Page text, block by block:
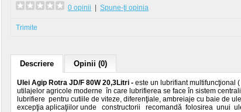
0 opinii Spune-ţi opinia
Trimite
Descriere Opinii (0)
Ulei Agip Rotra JD/F 80W 20,3Litri - este un lubrifiant multifuncţional
utilajelor agricole moderne în care lubrifierea se face în sistem
lubrifiere pentru cutiile de viteze, diferenţiale, ambreiaje cu baie de
excepţia aplicaţiilor unde constructorii recomandă folosirea unui